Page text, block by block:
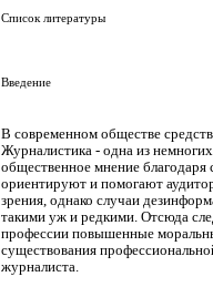
Список литературы
Введение
В современном обществе
Журналистика - одна из
общественное мнение
ориентируют и помогают
зрения, однако случаи
такими уж и редкими. Отсюда
профессии повышенные
существования
журналиста.